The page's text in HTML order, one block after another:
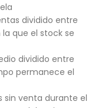
dividido entre
que el stock se
dividido entre
permanece el
sin venta durante el